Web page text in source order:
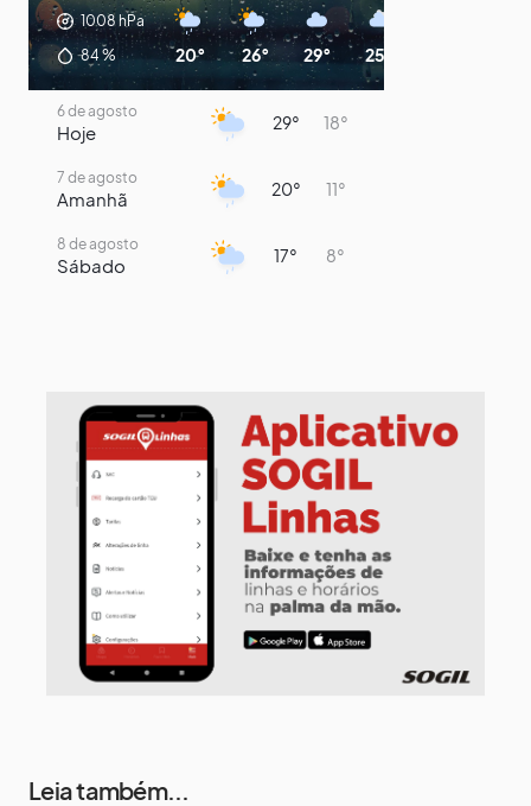
1008 hPa
84 % 20° 26° 29° 25°
6 de agosto
Hoje 29° 18°
7 de agosto
Amanhã 20° 11°
8 de agosto
Sábado 17° 8°
11 de agosto
Terça-Feira 15° 8°
12 de agosto
Quarta-Feira 15° 8°
Leia também...